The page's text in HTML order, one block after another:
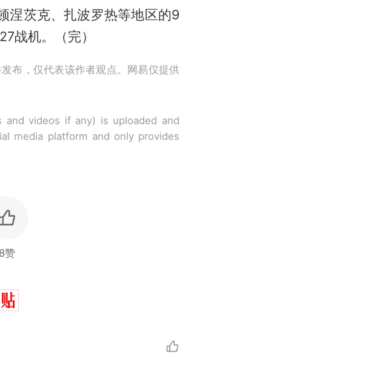
涅茨克、扎波罗热等地区的9
战机。（完）
布，仅代表该作者观点。网易仅提供
videos if any) is uploaded and
media platform and only provides
8赞